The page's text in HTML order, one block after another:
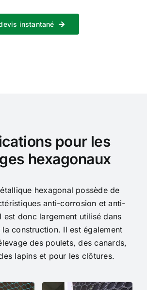
instantané
pour les
hexagonaux
hexagonal possède de
anti-corrosion et anti-
est donc largement utilisé dans
la construction. Il est également
des poulets, des canards,
lapins et pour les clôtures.